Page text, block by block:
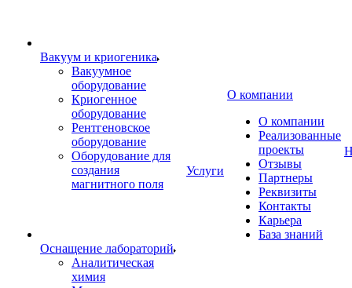
Вакуум и криогеника
Вакуумное
оборудование
Криогенное
оборудование
Рентгеновское
оборудование
Оборудование для
создания
магнитного поля
Оснащение лабораторий
Аналитическая
химия
Услуги
О компании
О компании
Реализованные
проекты
Отзывы
Партнеры
Реквизиты
Контакты
Карьера
База знаний